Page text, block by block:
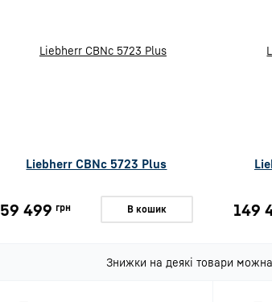
Liebherr CBNc 5723 Plus
59 499 грн В кошик 149
Знижки на деякі товари можна